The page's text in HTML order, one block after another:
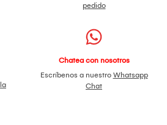
pedido
Chatea con nosotros
Escríbenos a nuestro Whatsapp
Chat